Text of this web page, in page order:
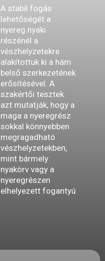
A stabil fogás
lehetőségét a
nyereg nyaki
részénél a
vészhelyzetekre
alakítottuk ki a hám
belső szerkezetének
erősítésével. A
szakértői tesztek
azt mutatják, hogy a
maga a nyeregrész
sokkal könnyebben
megragadható
vészhelyzetekben,
mint bármely
nyakörv vagy a
nyeregrészen
elhelyezett fogantyú